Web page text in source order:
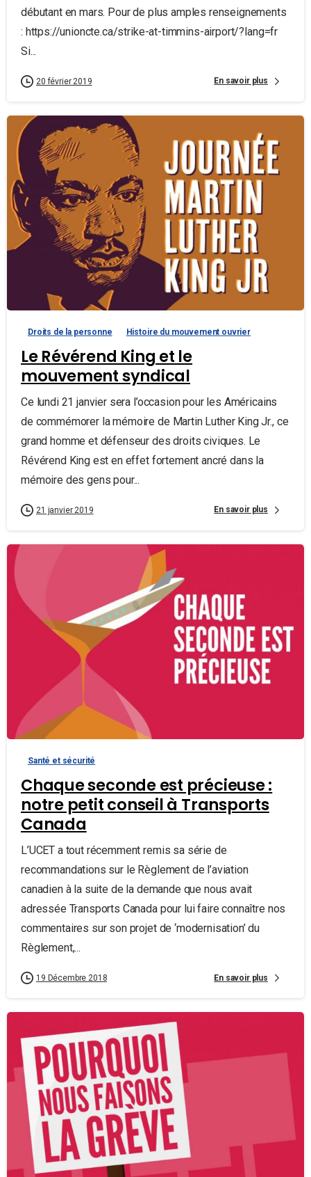
débutant en mars. Pour de plus amples renseignements
: https://unioncte.ca/strike-at-timmins-airport/?lang=fr
Si...
20 février 2019 En savoir plus
Droits de la personne Histoire du mouvement ouvrier
Le Révérend King et le
mouvement syndical
Ce lundi 21 janvier sera l’occasion pour les Américains
de commémorer la mémoire de Martin Luther King Jr., ce
grand homme et défenseur des droits civiques. Le
Révérend King est en effet fortement ancré dans la
mémoire des gens pour...
21 janvier 2019 En savoir plus
Santé et sécurité
Chaque seconde est précieuse :
notre petit conseil à Transports
Canada
L’UCET a tout récemment remis sa série de
recommandations sur le Règlement de l’aviation
canadien à la suite de la demande que nous avait
adressée Transports Canada pour lui faire connaître nos
commentaires sur son projet de ‘modernisation’ du
Règlement,...
19 Décembre 2018 En savoir plus